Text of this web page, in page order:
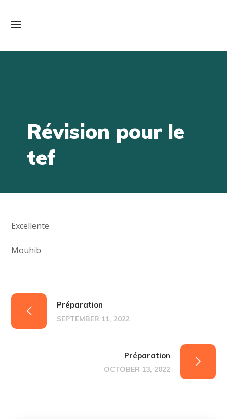
Révision pour le
tef
Excellente
Mouhib
Préparation
SEPTEMBER 11, 2022
Préparation
OCTOBER 13, 2022